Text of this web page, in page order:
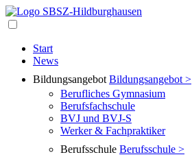
Start
News
Bildungsangebot Bildungsangebot >
Berufliches Gymnasium
Berufsfachschule
BVJ und BVJ-S
Werker & Fachpraktiker
Berufsschule Berufsschule >